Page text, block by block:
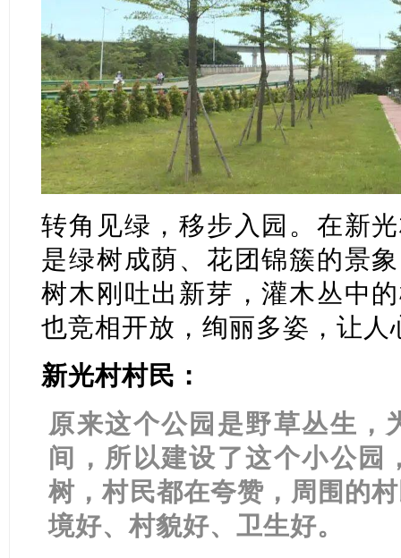
转角见绿，移步入园。在新
是绿树成荫、花团锦簇的景
树木刚吐出新芽，灌木丛中
也竞相开放，绚丽多姿，让人
新光村村民：
原来这个公园是野草丛生，
间，所以建设了这个小公园
树，村民都在夸赞，周围的
境好、村貌好、卫生好。